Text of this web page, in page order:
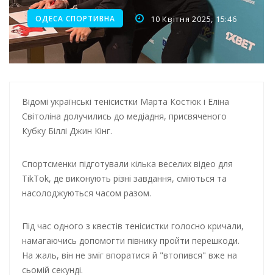
ОДЕСА СПОРТИВНА 10 Квітня 2025, 15:46
Відомі українські тенісистки Марта Костюк і Еліна
Світоліна долучились до медіадня, присвяченого
Кубку Біллі Джин Кінг.
Спортсменки підготували кілька веселих відео для
TikTok, де виконують різні завдання, сміються та
насолоджуються часом разом.
Під час одного з квестів тенісистки голосно кричали,
намагаючись допомогти півнику пройти перешкоди.
На жаль, він не зміг впоратися й "втопився" вже на
сьомій секунді.